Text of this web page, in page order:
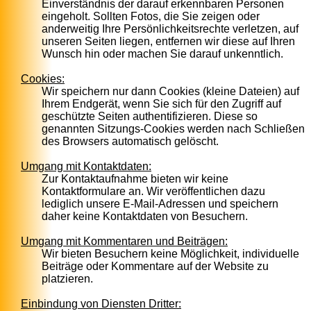
Einverständnis der darauf erkennbaren Personen
eingeholt. Sollten Fotos, die Sie zeigen oder
anderweitig Ihre Persönlichkeitsrechte verletzen, auf
unseren Seiten liegen, entfernen wir diese auf Ihren
Wunsch hin oder machen Sie darauf unkenntlich.
Cookies:
Wir speichern nur dann Cookies (kleine Dateien) auf
Ihrem Endgerät, wenn Sie sich für den Zugriff auf
geschützte Seiten authentifizieren. Diese so
genannten Sitzungs-Cookies werden nach Schließen
des Browsers automatisch gelöscht.
Umgang mit Kontaktdaten:
Zur Kontaktaufnahme bieten wir keine
Kontaktformulare an. Wir veröffentlichen dazu
lediglich unsere E-Mail-Adressen und speichern
daher keine Kontaktdaten von Besuchern.
Umgang mit Kommentaren und Beiträgen:
Wir bieten Besuchern keine Möglichkeit, individuelle
Beiträge oder Kommentare auf der Website zu
platzieren.
Einbindung von Diensten Dritter: